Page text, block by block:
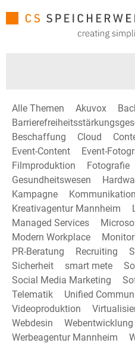
Alle Themen Akuvox
Beschaffung
Cloud
Event-Content
Event-
Filmproduktion
Fotografie
Gesundheitswesen
Kampagne
Kreativagentur Mannheim
Managed Services
Modern Workplace
PR-Beratung
Recruiting
Sicherheit
smart mete
Social Media Marketing
Telematik
Unified
Videoproduktion
Webdesin
Webentwicklung
Werbeagentur Mannheim